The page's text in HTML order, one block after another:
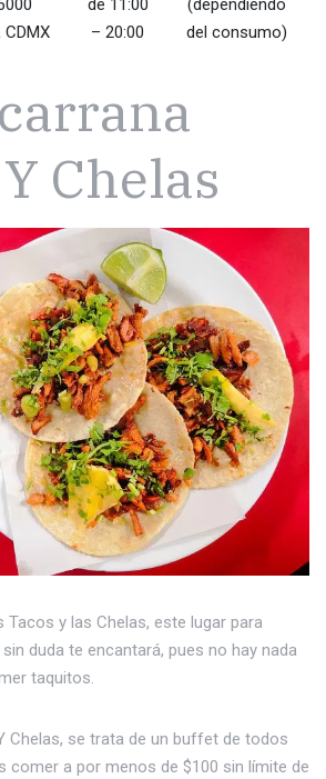
– 20:00
del consumo)
Chelas
Tacos y las Chelas, este lugar para
duda te encantará, pues no hay nada
taquitos.
Chelas, se trata de un buffet de todos
comer a por menos de $100 sin límite de